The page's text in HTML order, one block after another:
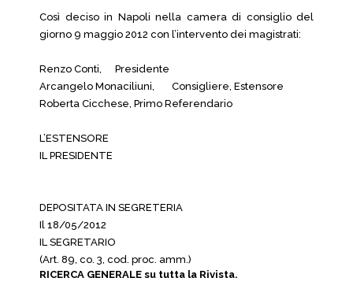
Così deciso in Napoli nella camera di consiglio del
giorno 9 maggio 2012 con l’intervento dei magistrati:
Renzo Conti,
Presidente
Arcangelo Monaciliuni,
Consigliere, Estensore
Roberta Cicchese, Primo Referendario
L’ESTENSORE
IL PRESIDENTE
DEPOSITATA IN SEGRETERIA
Il 18/05/2012
IL SEGRETARIO
(Art. 89, co. 3, cod. proc. amm.)
RICERCA GENERALE su tutta la Rivista.